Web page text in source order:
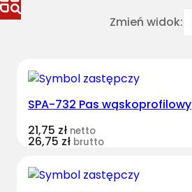
Zmień widok:
SPA-732 Pas wąskoprofilowy
21,75 zł netto
26,75 zł brutto